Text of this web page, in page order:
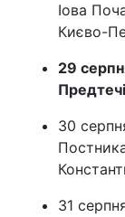
Іова
Києво-
29
30
31